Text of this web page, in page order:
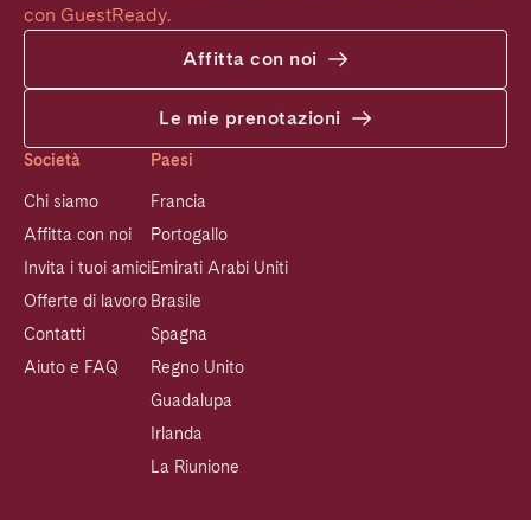
con GuestReady.
Affitta con noi
Le mie prenotazioni
Società
Chi siamo
Affitta con noi
Invita i tuoi amici
Offerte di lavoro
Contatti
Aiuto e FAQ
Paesi
Francia
Portogallo
Emirati Arabi Uniti
Brasile
Spagna
Regno Unito
Guadalupa
Irlanda
La Riunione